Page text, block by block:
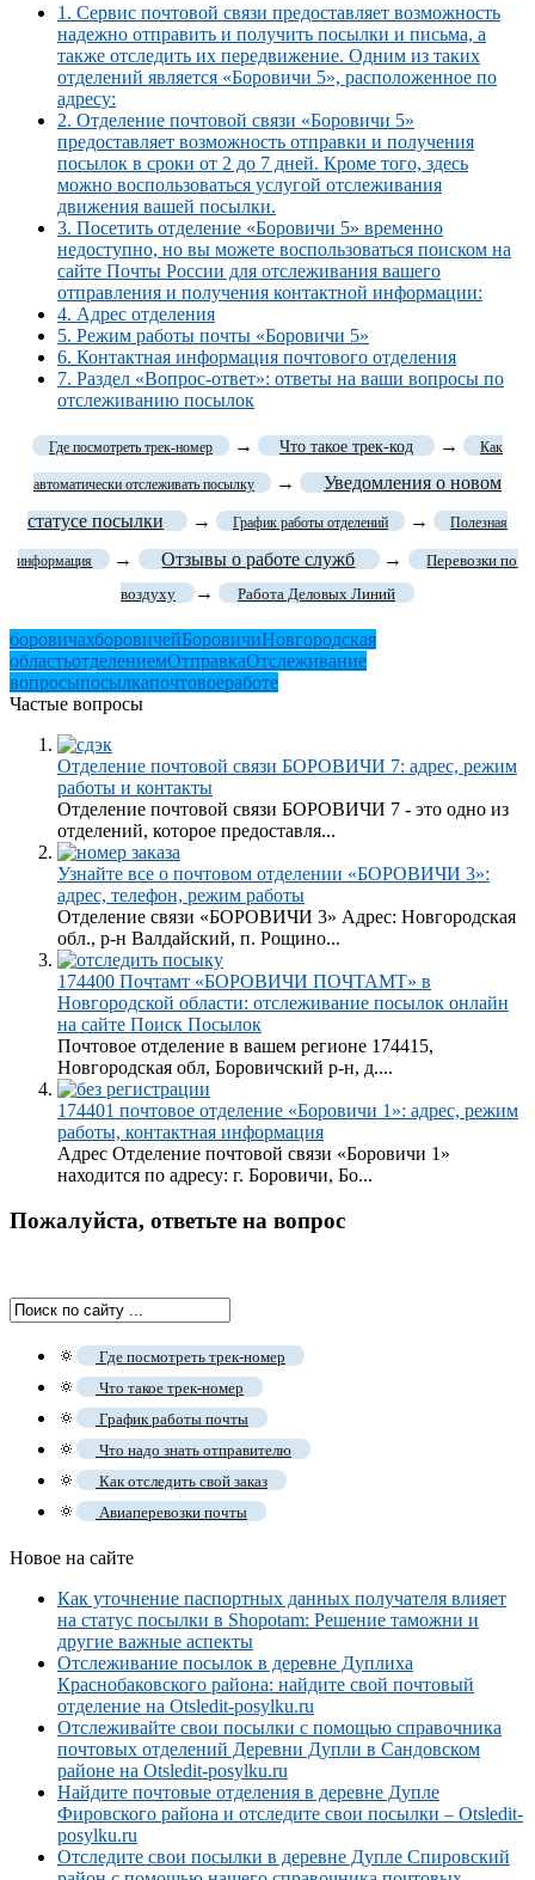
1. Сервис почтовой связи предоставляет возможность
надежно отправить и получить посылки и письма, а
также отследить их передвижение. Одним из таких
отделений является «Боровичи 5», расположенное по
адресу:
2. Отделение почтовой связи «Боровичи 5»
предоставляет возможность отправки и получения
посылок в сроки от 2 до 7 дней. Кроме того, здесь
можно воспользоваться услугой отслеживания
движения вашей посылки.
3. Посетить отделение «Боровичи 5» временно
недоступно, но вы можете воспользоваться поиском на
сайте Почты России для отслеживания вашего
отправления и получения контактной информации:
4. Адрес отделения
5. Режим работы почты «Боровичи 5»
6. Контактная информация почтового отделения
7. Раздел «Вопрос-ответ»: ответы на ваши вопросы по
отслеживанию посылок
Где посмотреть трек-номер → Что такое трек-код → Как
автоматически отслеживать посылку →
Уведомления о новом
статусе посылки
→ График работы отделений → Полезная
информация → Отзывы о работе служб →
Перевозки по
воздуху
→ Работа Деловых Линий
боровичахборовичейБоровичиНовгородская
областьотделениемОтправкаОтслеживание
вопросыпосылкапочтовоеработе
Частые вопросы
Отделение почтовой связи БОРОВИЧИ 7: адрес, режим
работы и контакты
Отделение почтовой связи БОРОВИЧИ 7 - это одно из
отделений, которое предоставля...
Узнайте все о почтовом отделении «БОРОВИЧИ 3»:
адрес, телефон, режим работы
Отделение связи «БОРОВИЧИ 3» Адрес: Новгородская
обл., р-н Валдайский, п. Рощино...
174400 Почтамт «БОРОВИЧИ ПОЧТАМТ» в
Новгородской области: отслеживание посылок онлайн
на сайте Поиск Посылок
Почтовое отделение в вашем регионе 174415,
Новгородская обл, Боровичский р-н, д....
174401 почтовое отделение «Боровичи 1»: адрес, режим
работы, контактная информация
Адрес Отделение почтовой связи «Боровичи 1»
находится по адресу: г. Боровичи, Бо...
Пожалуйста, ответьте на вопрос
🔅 Где посмотреть трек-номер
🔅 Что такое трек-номер
🔅 График работы почты
🔅 Что надо знать отправителю
🔅 Как отследить свой заказ
🔅 Авиаперевозки почты
Новое на сайте
Как уточнение паспортных данных получателя влияет
на статус посылки в Shopotam: Решение таможни и
другие важные аспекты
Отслеживание посылок в деревне Дуплиха
Краснобаковского района: найдите свой почтовый
отделение на Otsledit-posylku.ru
Отслеживайте свои посылки с помощью справочника
почтовых отделений Деревни Дупли в Сандовском
районе на Otsledit-posylku.ru
Найдите почтовые отделения в деревне Дупле
Фировского района и отследите свои посылки – Otsledit-
posylku.ru
Отследите свои посылки в деревне Дупле Спировский